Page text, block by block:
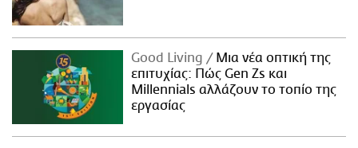
Good Living
Μια νέα οπτική της
επιτυχίας: Πώς Gen Zs και
Millennials αλλάζουν το τοπίο της
εργασίας